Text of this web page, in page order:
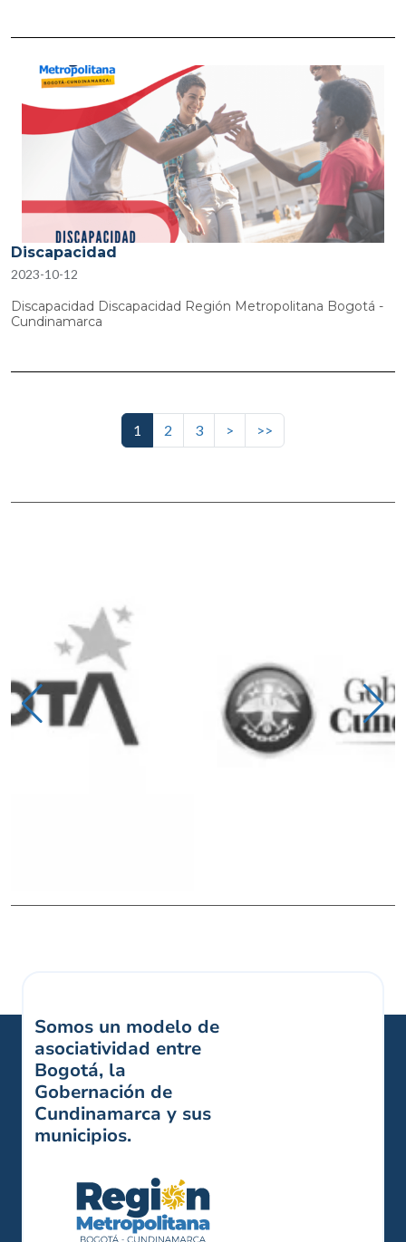
Discapacidad
2023-10-12
Discapacidad Discapacidad Región Metropolitana Bogotá -
Cundinamarca
1 2 3 > Siguiente página
>>
Somos un modelo de
asociatividad entre
Bogotá, la
Gobernación de
Cundinamarca y sus
municipios.